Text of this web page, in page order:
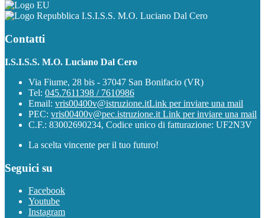
I.S.I.S.S. M.O. Luciano Dal Cero
Contatti
I.S.I.S.S. M.O. Luciano Dal Cero
Via Fiume, 28 bis - 37047 San Bonifacio (VR)
Tel: 045.7611398 / 7610986
Email: vris00400v@istruzione.itLink per inviare una mail
PEC: vris00400v@pec.istruzione.it Link per inviare una mail
C.F.: 83002690234, Codice unico di fatturazione: UF2N3V
La scelta vincente per il tuo futuro!
Seguici su
Facebook
Youtube
Instagram